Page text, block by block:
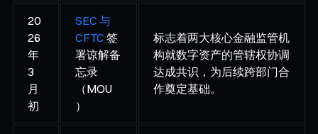
20
26
年
3
月
初
SEC 与
CFTC 签
署谅解备
忘录
（MOU
）
标志着两大核心金融监管机
构就数字资产的管辖权协调
达成共识，为后续跨部门合
作奠定基础。